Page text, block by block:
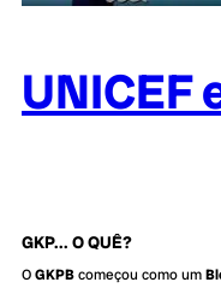
UNICEF
GKP... O QUÊ?
OGKPBcomeçou como um